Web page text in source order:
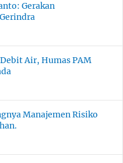
Gerakan
Air, Humas PAM
Manajemen Risiko